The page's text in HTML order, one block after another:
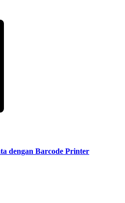
dengan Barcode Printer